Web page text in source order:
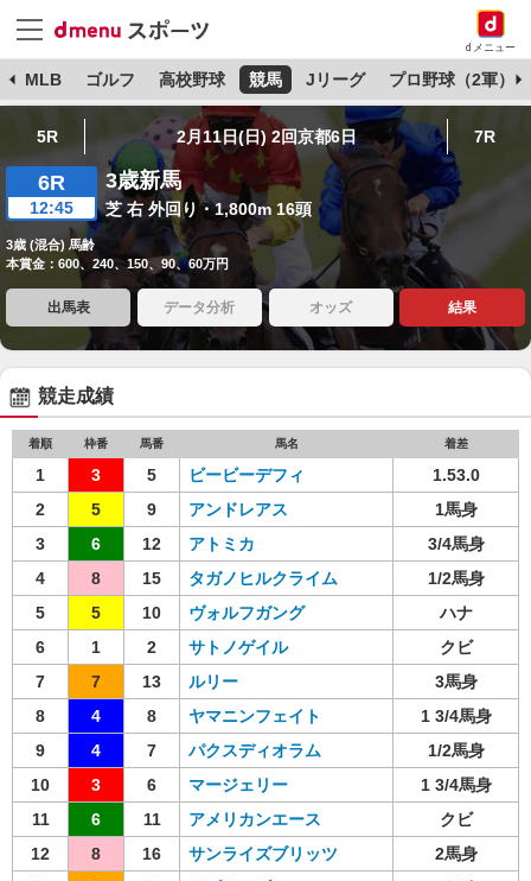
dメニュー
MLB ゴルフ 高校野球 競馬 Jリーグ プロ野球（2軍）
5R 2月11日(日) 2回京都6日 7R
6R
12:45
3歳新馬
芝 右 外回り・1,800m 16頭
3歳 (混合) 馬齢
本賞金：600、240、150、90、60万円
出馬表 データ分析 オッズ 結果
競走成績
着順 枠番 馬番 馬名 着差
1 3 5 ビービーデフィ
1.53.0
2
5 9 アンドレアス
1馬身
3
6 12 アトミカ
3/4馬身
4
8 15 タガノヒルクライム
1/2馬身
5
5 10 ヴォルフガング
ハナ
6
1 2 サトノゲイル
クビ
7
7 13 ルリー
3馬身
8
4 8 ヤマニンフェイト
1 3/4馬身
9
4 7 パクスディオラム
1/2馬身
10
3 6 マージェリー
1 3/4馬身
11
6 11 アメリカンエース
クビ
12
8 16 サンライズブリッツ
2馬身